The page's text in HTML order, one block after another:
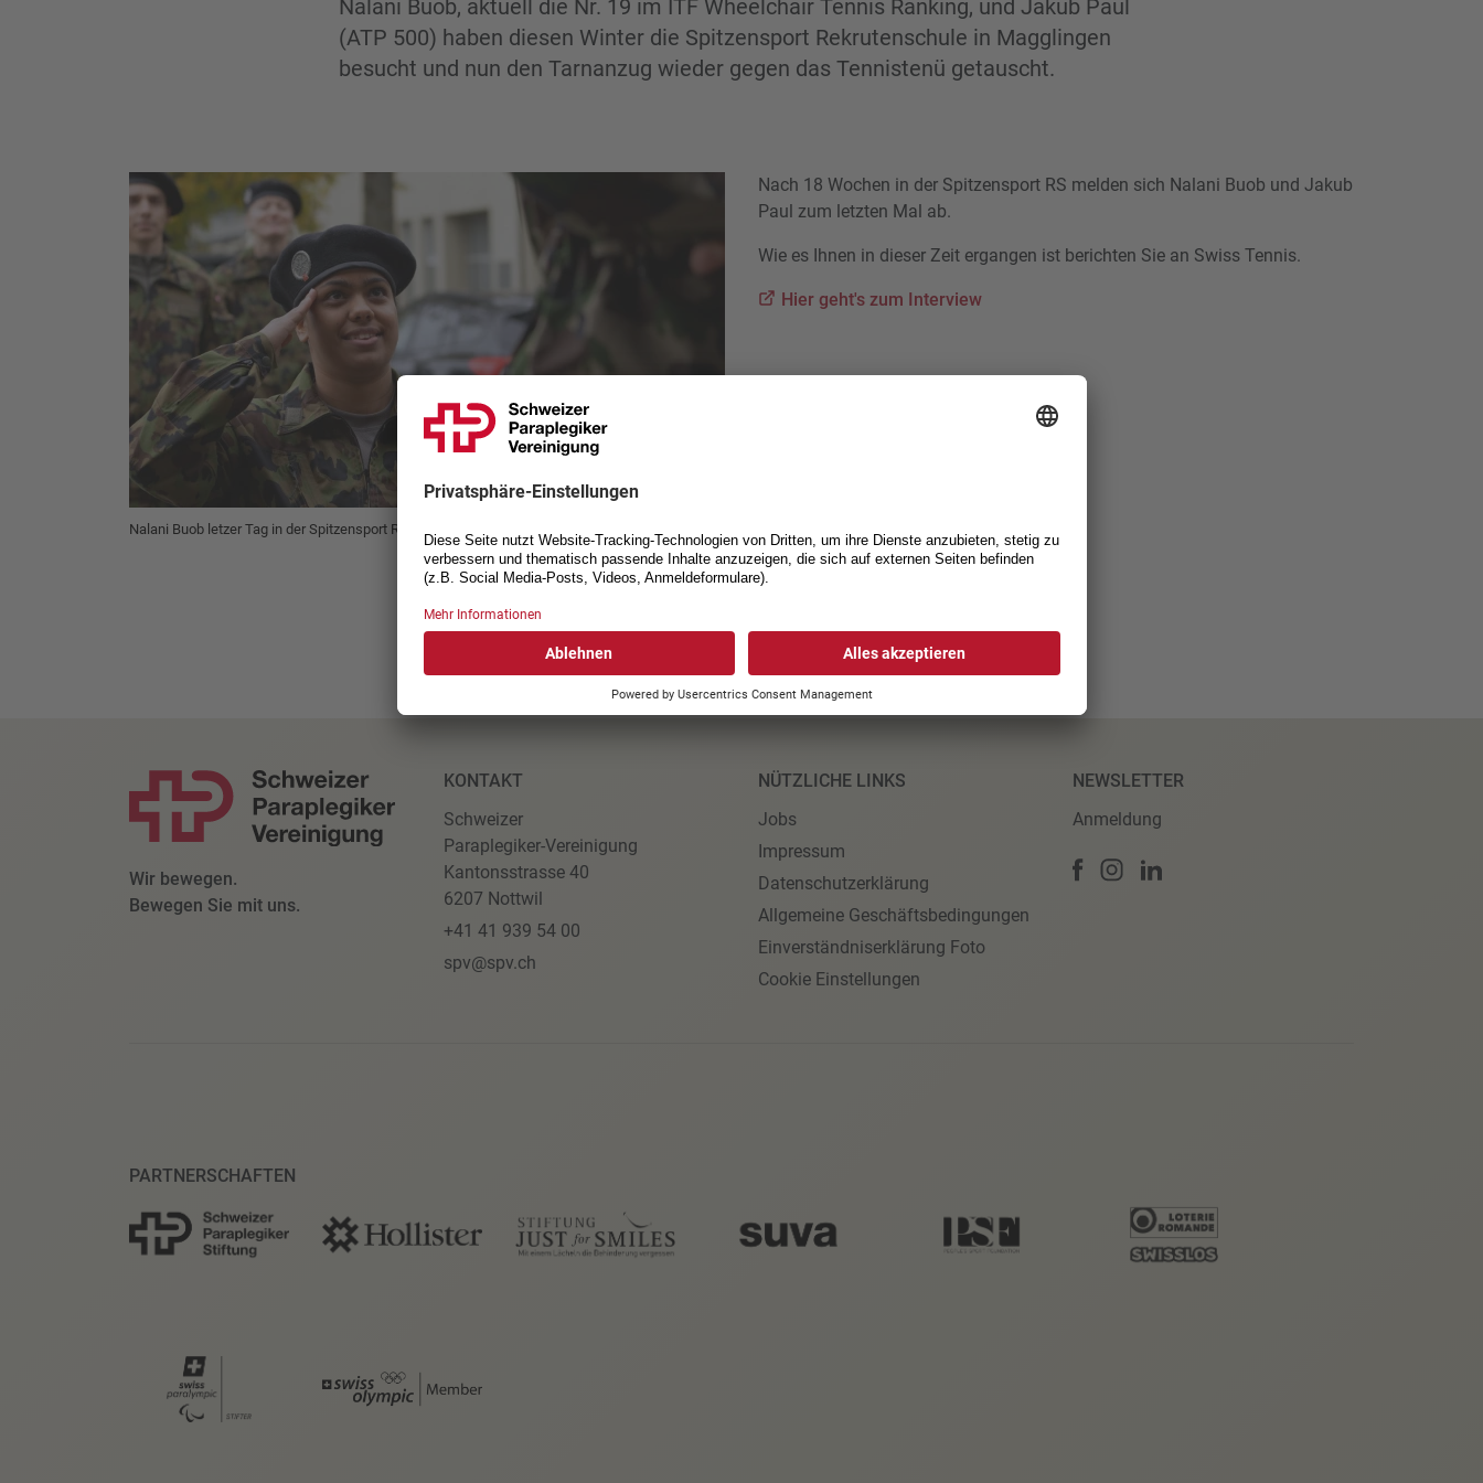
Nalani Buob, aktuell die Nr. 19 im ITF Wheelchair Tennis Ranking, und Jakub Paul
(ATP 500) haben diesen Winter die Spitzensport Rekrutenschule in Magglingen
besucht und nun den Tarnanzug wieder gegen das Tennistenü getauscht.
Nalani Buob letzer Tag in der Spitzensport Rekrutenschule
Nach 18 Wochen in der Spitzensport RS melden sich Nalani Buob und Jakub
Paul zum letzten Mal ab.
Wie es Ihnen in dieser Zeit ergangen ist berichten Sie an Swiss Tennis.
Hier geht's zum Interview
Wir bewegen.
Bewegen Sie mit uns.
KONTAKT
Schweizer
Paraplegiker-Vereinigung
Kantonsstrasse 40
6207 Nottwil
+41 41 939 54 00
spv@spv.ch
NÜTZLICHE LINKS
Jobs
Impressum
Datenschutzerklärung
Allgemeine Geschäftsbedingungen
Einverständniserklärung Foto
Cookie Einstellungen
NEWSLETTER
Anmeldung
PARTNERSCHAFTEN